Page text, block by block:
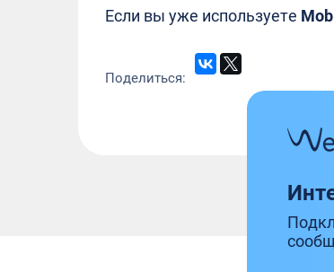
Если вы уже используете
Поделиться: